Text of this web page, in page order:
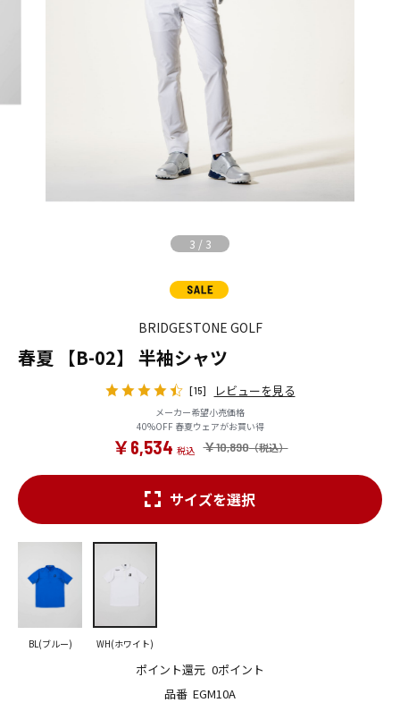
3 / 3
BRIDGESTONE GOLF
春夏 【B-02】 半袖シャツ
[15] レビューを見る
メーカー希望小売価格
40%OFF 春夏ウェアがお買い得
￥10,890
￥6,534
品番 EGM10A
ポイント還元 0ポイント
サイズを選択
BL(ブルー) WH(ホワイト)